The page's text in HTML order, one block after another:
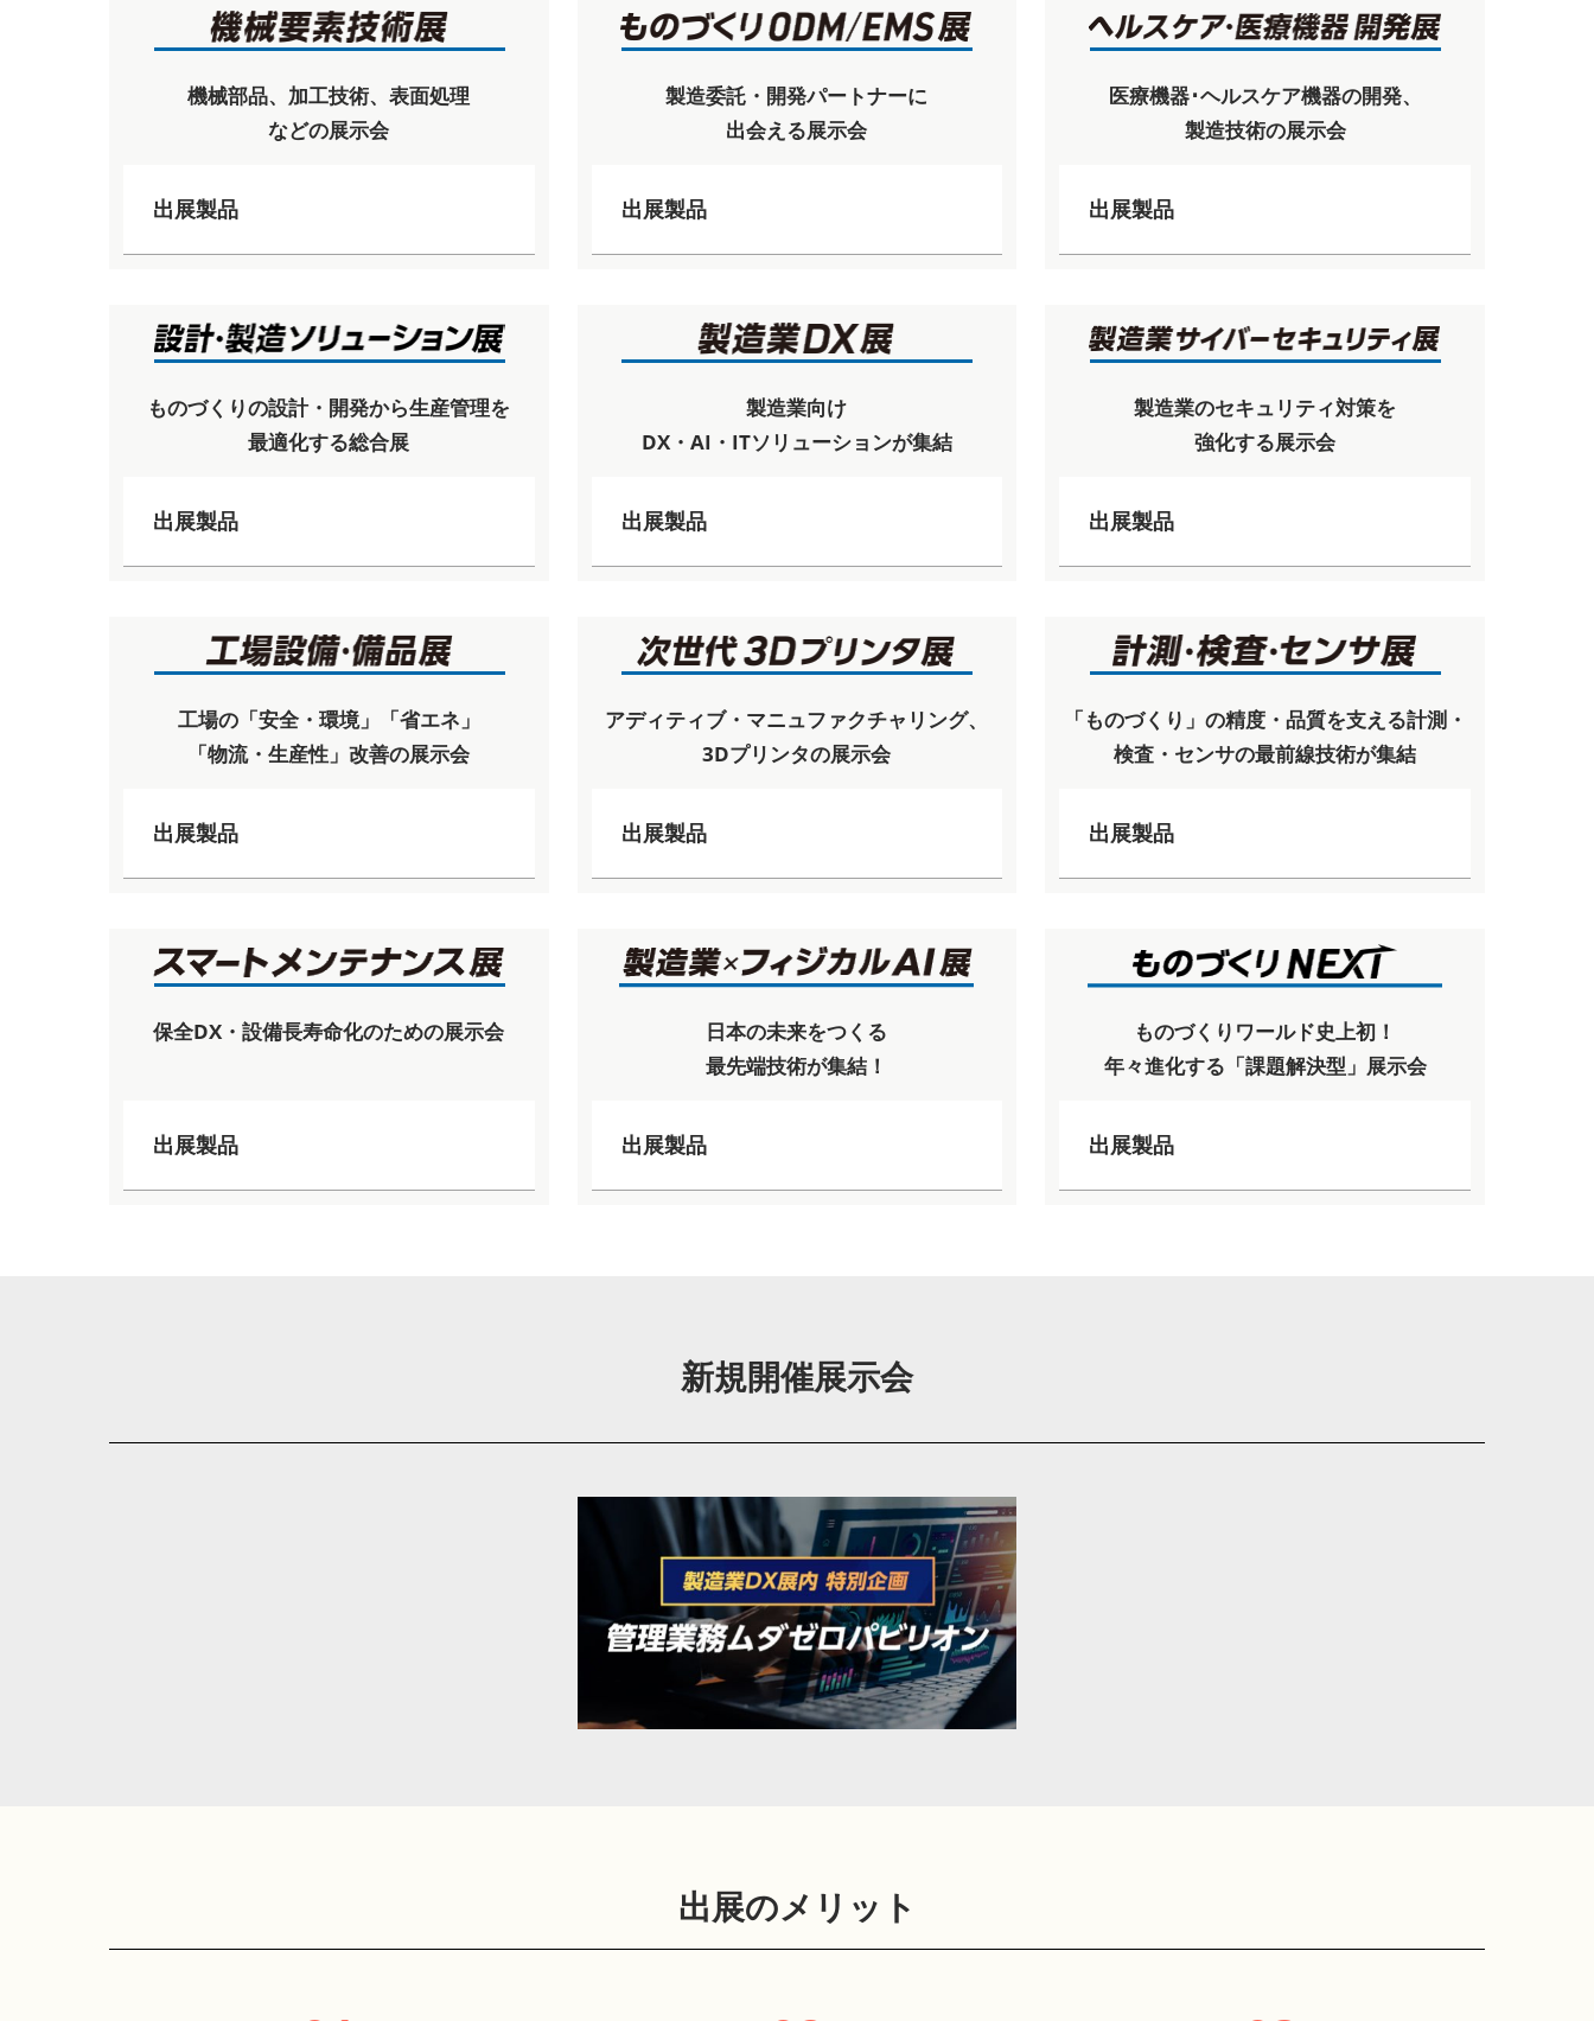
機械部品、加工技術、表面処理
などの展示会
出展製品
製造委託・開発パートナーに
出会える展示会
出展製品
医療機器･ヘルスケア機器の開発、
製造技術の展示会
出展製品
ものづくりの設計・開発から生産管理を
最適化する総合展
出展製品
製造業向け
DX・AI・ITソリューションが集結
出展製品
製造業のセキュリティ対策を
強化する展示会
出展製品
工場の「安全・環境」「省エネ」
「物流・生産性」改善の展示会
出展製品
アディティブ・マニュファクチャリング、
3Dプリンタの展示会
出展製品
「ものづくり」の精度・品質を支える計測・
検査・センサの最前線技術が集結
出展製品
保全DX・設備長寿命化のための展示会
出展製品
日本の未来をつくる
最先端技術が集結！
出展製品
ものづくりワールド史上初！
年々進化する「課題解決型」展示会
出展製品
新規開催展示会
出展のメリット